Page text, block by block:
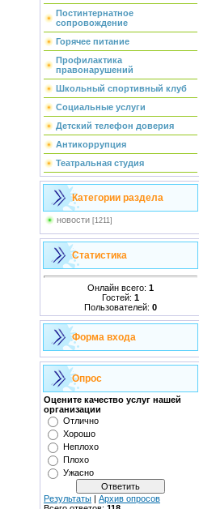
Постинтернатное
сопровождение
Горячее питание
Профилактика
правонарушений
Школьный спортивный клуб
Социальные услуги
Детский телефон доверия
Антикоррупция
Театральная студия
Категории раздела
новости [1211]
Статистика
Онлайн всего: 1
Гостей: 1
Пользователей: 0
Форма входа
Опрос
Оцените качество услуг нашей
организации
Отлично
Хорошо
Неплохо
Плохо
Ужасно
Результаты | Архив опросов